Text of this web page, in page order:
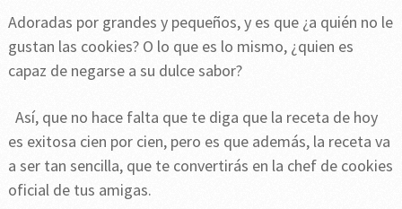
Adoradas por grandes y pequeños, y es que ¿a quién no le
gustan las cookies? O lo que es lo mismo, ¿quien es
capaz de negarse a su dulce sabor?
Así, que no hace falta que te diga que la receta de hoy
es exitosa cien por cien, pero es que además, la receta va
a ser tan sencilla, que te convertirás en la chef de cookies
oficial de tus amigas.